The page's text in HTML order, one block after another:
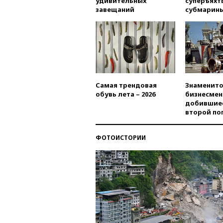
завещаний
Самая трендовая
обувь лета – 2026
второй
ФОТОИСТОРИИ